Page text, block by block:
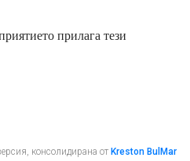
прилага тези
консолидирана от Kreston BulMar